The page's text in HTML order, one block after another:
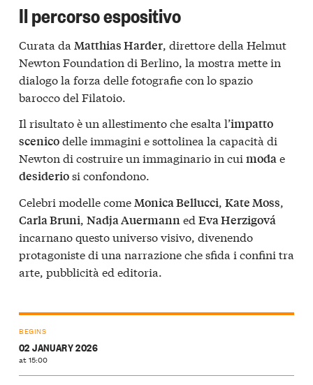
Il percorso espositivo
Curata da Matthias Harder, direttore della Helmut
Newton Foundation di Berlino, la mostra mette in
dialogo la forza delle fotografie con lo spazio
barocco del Filatoio.
Il risultato è un allestimento che esalta l’impatto
scenicodelle immagini e sottolinea la capacità di
Newton di costruire un immaginario in cui modae
desideriosi confondono.
Celebri modelle comeMonica Bellucci, Kate Moss,
Carla Bruni, Nadja Auermanned Eva Herzigová
incarnano questo universo visivo, divenendo
protagoniste di una narrazione che sfida i confini tra
arte, pubblicità ed editoria.
BEGINS
02 JANUARY 2026
at 15:00